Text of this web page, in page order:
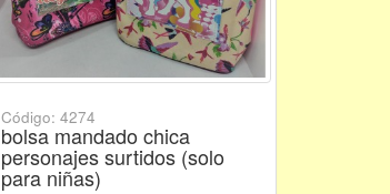
Código: 4274
bolsa mandado chica
personajes surtidos (solo
para niñas)